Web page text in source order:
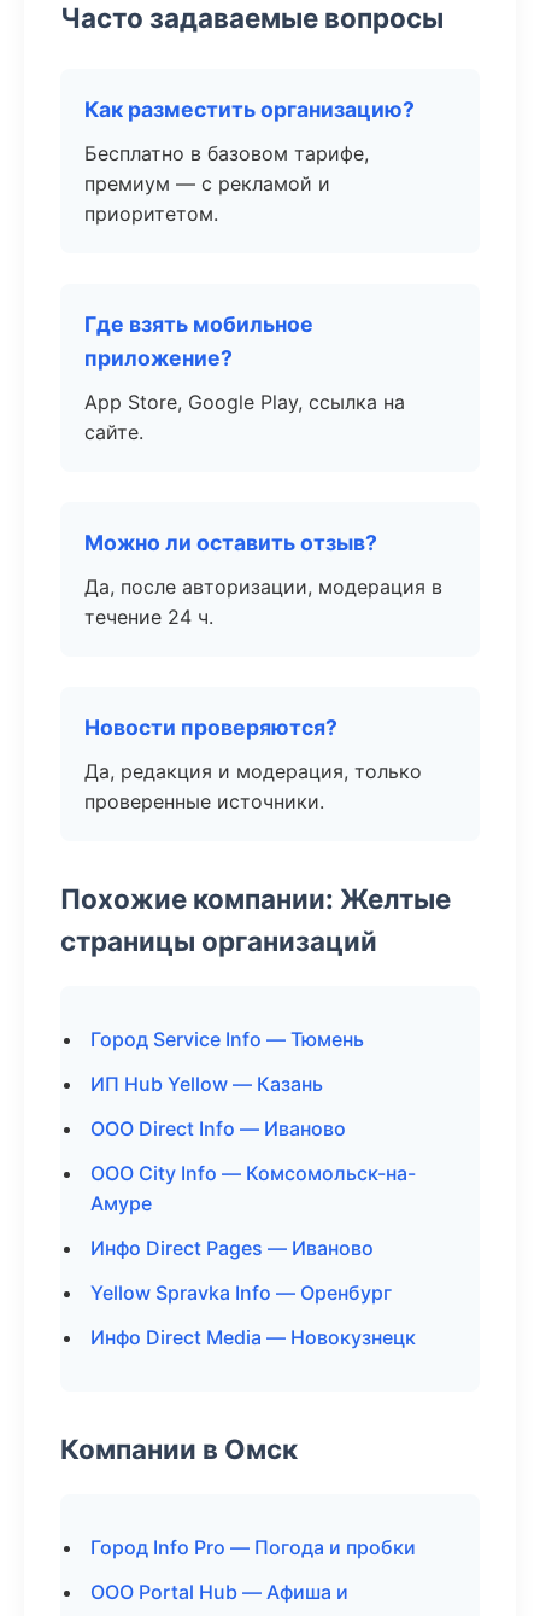
Часто задаваемые вопросы
Как разместить организацию?
Бесплатно в базовом тарифе,
премиум — с рекламой и
приоритетом.
Где взять мобильное
приложение?
App Store, Google Play, ссылка на
сайте.
Можно ли оставить отзыв?
Да, после авторизации, модерация в
течение 24 ч.
Новости проверяются?
Да, редакция и модерация, только
проверенные источники.
Похожие компании: Желтые
страницы организаций
Город Service Info — Тюмень
ИП Hub Yellow — Казань
ООО Direct Info — Иваново
ООО City Info — Комсомольск-на-
Амуре
Инфо Direct Pages — Иваново
Yellow Spravka Info — Оренбург
Инфо Direct Media — Новокузнецк
Компании в Омск
Город Info Pro — Погода и пробки
ООО Portal Hub — Афиша и